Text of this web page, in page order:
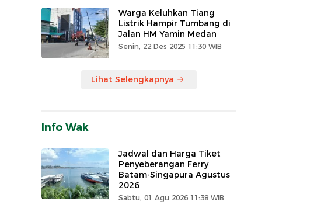
Warga Keluhkan Tiang
Listrik Hampir Tumbang di
Jalan HM Yamin Medan
Senin, 22 Des 2025 11:30 WIB
Lihat Selengkapnya
Info Wak
Jadwal dan Harga Tiket
Penyeberangan Ferry
Batam-Singapura Agustus
2026
Sabtu, 01 Agu 2026 11:38 WIB